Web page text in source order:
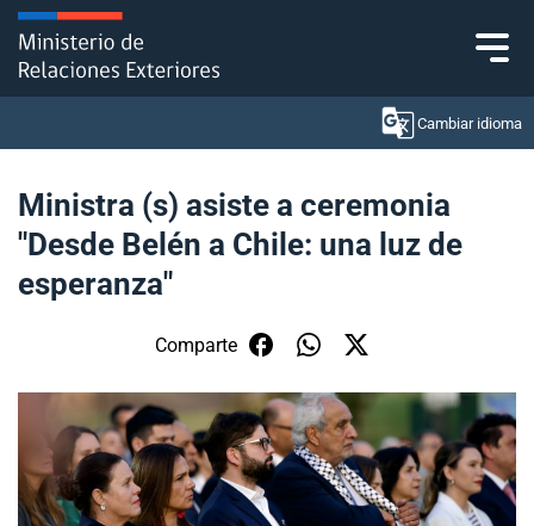
Click acá para ir directamente al contenido
Cambiar idioma
Ministerio
Política Exterior
Embajadas y consulados
Servicios ciudadanos
Subsecretaría de Relaciones Económicas
Internacionales
Ministra (s) asiste a ceremonia
"Desde Belén a Chile: una luz de
esperanza"
Comparte